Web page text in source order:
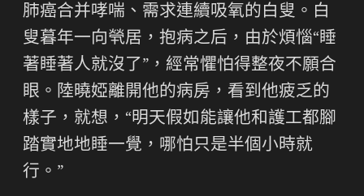
肺癌合并哮喘、需求連續吸氧的白叟。白
叟暮年一向煢居，抱病之后，由於煩惱“睡
著睡著人就沒了”，經常懼怕得整夜不願合
眼。陸曉婭離開他的病房，看到他疲乏的
樣子，就想，“明天假如能讓他和護工都腳
踏實地地睡一覺，哪怕只是半個小時就
行。”